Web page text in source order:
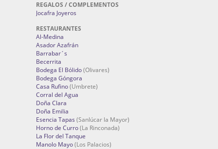
REGALOS / COMPLEMENTOS
Jocafra Joyeros
RESTAURANTES
Al-Medina
Asador Azafrán
Barrabar´s
Becerrita
Bodega El Bólido(Olivares)
Bodega Góngora
Casa Rufino(Umbrete)
Corral del Agua
Doña Clara
Doña Emilia
Esencia Tapas (Sanlúcar la Mayor)
Horno de Curro(La Rinconada)
La Flor del Tanque
Manolo Mayo(Los Palacios)